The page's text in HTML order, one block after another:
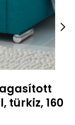
türkiz, 160